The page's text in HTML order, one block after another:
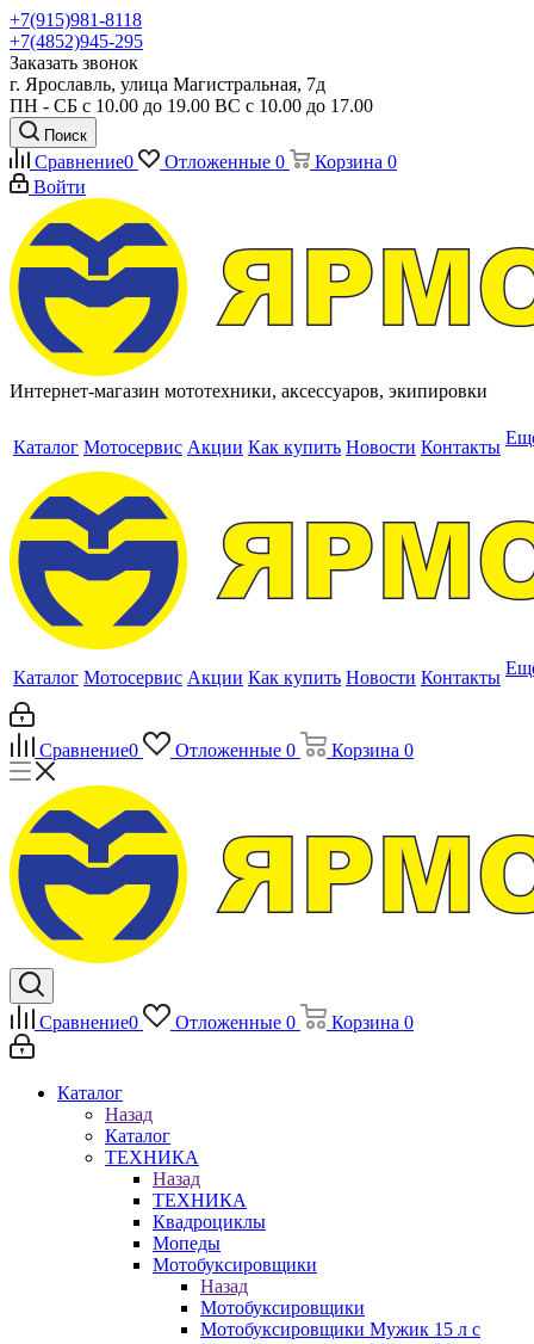
+7(915)981-8118
+7(4852)945-295
Заказать звонок
г. Ярославль, улица Магистральная, 7д
ПН - СБ с 10.00 до 19.00 ВС с 10.00 до 17.00
Поиск
Сравнение0 Отложенные 0 Корзина 0
Войти
Интернет-магазин мототехники, аксессуаров, экипировки
Каталог Мотосервис Акции Как купить Новости Контакты
Каталог Мотосервис Акции Как купить Новости Контакты
Сравнение0 Отложенные 0 Корзина 0
Сравнение0 Отложенные 0 Корзина 0
Каталог
Назад
Каталог
ТЕХНИКА
Назад
ТЕХНИКА
Квадроциклы
Мопеды
Мотобуксировщики
Назад
Мотобуксировщики
Мотобуксировщики Мужик 15 л с